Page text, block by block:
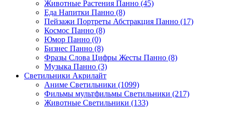
Животные Растения Панно (45)
Еда Напитки Панно (8)
Пейзажи Портреты Абстракция Панно (17)
Космос Панно (8)
Юмор Панно (0)
Бизнес Панно (8)
Фразы Слова Цифры Жесты Панно (8)
Музыка Панно (3)
Светильники Акрилайт
Аниме Светильники (1099)
Фильмы мультфильмы Светильники (217)
Животные Светильники (133)